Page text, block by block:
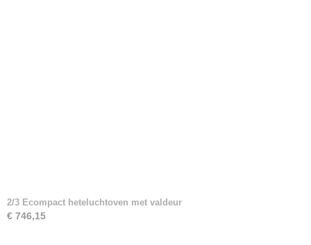
2/3 Ecompact heteluchtoven met valdeur
€ 746,15